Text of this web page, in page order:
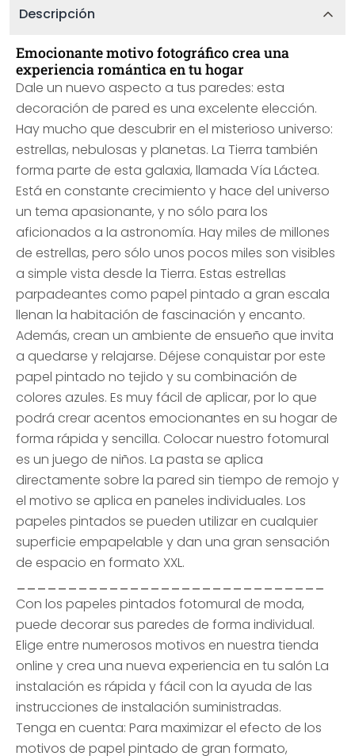
Descripción
Emocionante motivo fotográfico crea una
experiencia romántica en tu hogar
Dale un nuevo aspecto a tus paredes: esta
decoración de pared es una excelente elección.
Hay mucho que descubrir en el misterioso universo:
estrellas, nebulosas y planetas. La Tierra también
forma parte de esta galaxia, llamada Vía Láctea.
Está en constante crecimiento y hace del universo
un tema apasionante, y no sólo para los
aficionados a la astronomía. Hay miles de millones
de estrellas, pero sólo unos pocos miles son visibles
a simple vista desde la Tierra. Estas estrellas
parpadeantes como papel pintado a gran escala
llenan la habitación de fascinación y encanto.
Además, crean un ambiente de ensueño que invita
a quedarse y relajarse. Déjese conquistar por este
papel pintado no tejido y su combinación de
colores azules. Es muy fácil de aplicar, por lo que
podrá crear acentos emocionantes en su hogar de
forma rápida y sencilla. Colocar nuestro fotomural
es un juego de niños. La pasta se aplica
directamente sobre la pared sin tiempo de remojo y
el motivo se aplica en paneles individuales. Los
papeles pintados se pueden utilizar en cualquier
superficie empapelable y dan una gran sensación
de espacio en formato XXL.
Con los papeles pintados fotomural de moda,
puede decorar sus paredes de forma individual.
Elige entre numerosos motivos en nuestra tienda
online y crea una nueva experiencia en tu salón La
instalación es rápida y fácil con la ayuda de las
instrucciones de instalación suministradas.
Tenga en cuenta: Para maximizar el efecto de los
motivos de papel pintado de gran formato,